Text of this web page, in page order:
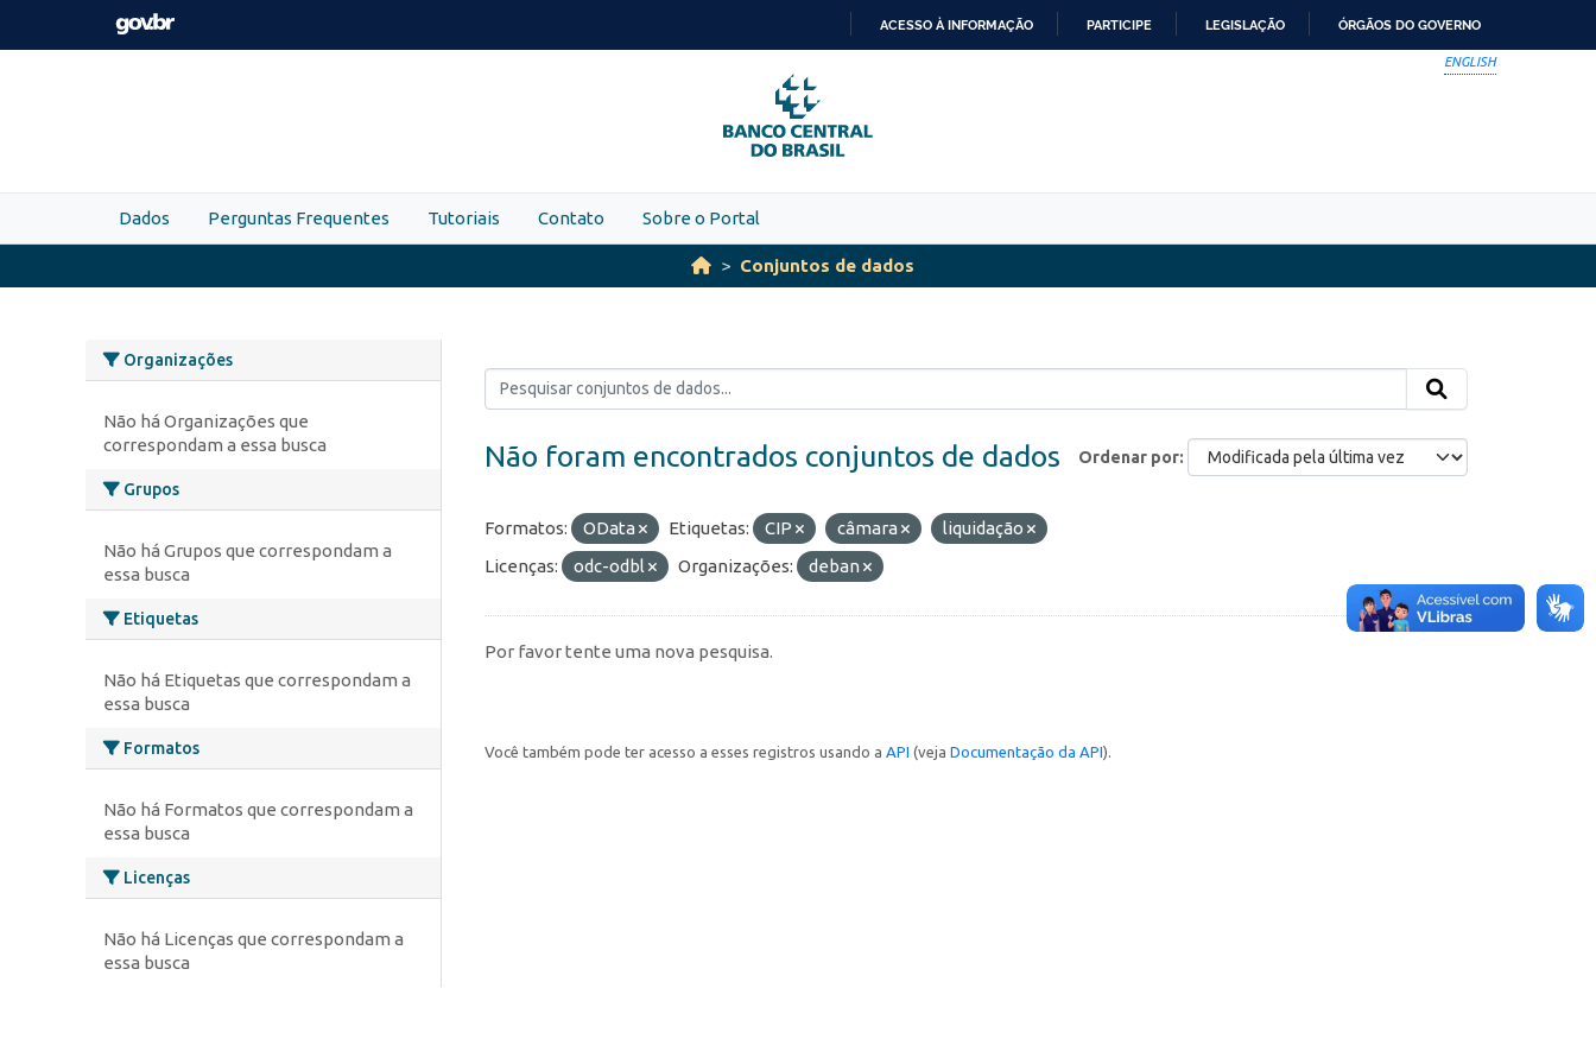
Skip to main content
PARA
O
CONTEÚDO
ACESSO À INFORMAÇÃO PARTICIPE LEGISLAÇÃO ÓRGÃOS DO GOVERNO
ENGLISH
Dados Perguntas Frequentes Tutoriais Contato Sobre o Portal
Conjuntos de dados
Organizações
Não há Organizações que
correspondam a essa busca
Grupos
Não há Grupos que correspondam a
essa busca
Etiquetas
Não há Etiquetas que correspondam a
essa busca
Formatos
Não há Formatos que correspondam a
essa busca
Licenças
Não há Licenças que correspondam a
essa busca
Ordenar por
Não foram encontrados conjuntos de dados
Formatos: OData Etiquetas: CIP câmara
liquidação
Licenças:
odc-odbl Organizações: deban
Por favor tente uma nova pesquisa.
Você também pode ter acesso a esses registros usando a API (veja Documentação da API).